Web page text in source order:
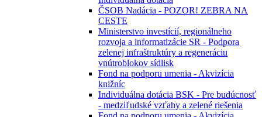
ČSOB Nadácia - POZOR! ZEBRA NA
CESTE
Ministerstvo investícií, regionálneho
rozvoja a informatizácie SR - Podpora
zelenej infraštruktúry a regeneráciu
vnútroblokov sídlisk
Fond na podporu umenia - Akvizícia
knižníc
Individuálna dotácia BSK - Pre budúcnosť
- medziľudské vzťahy a zelené riešenia